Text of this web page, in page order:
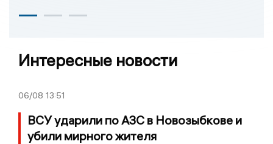
Интересные новости
06/08 13:51
ВСУ ударили по АЗС в Новозыбкове и
убили мирного жителя